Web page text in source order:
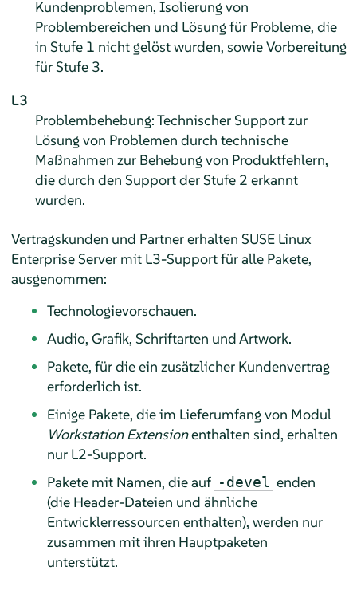
Kundenproblemen, Isolierung von
Problembereichen und Lösung für Probleme, die
in Stufe 1 nicht gelöst wurden, sowie Vorbereitung
für Stufe 3.
L3
Problembehebung: Technischer Support zur
Lösung von Problemen durch technische
Maßnahmen zur Behebung von Produktfehlern,
die durch den Support der Stufe 2 erkannt
wurden.
Vertragskunden und Partner erhalten SUSE Linux
Enterprise Servermit L3-Support für alle Pakete,
ausgenommen:
Technologievorschauen.
Audio, Grafik, Schriftarten und Artwork.
Pakete, für die ein zusätzlicher Kundenvertrag
erforderlich ist.
Einige Pakete, die im Lieferumfang von Modul
Workstation Extensionenthalten sind, erhalten
nur L2-Support.
Pakete mit Namen, die auf -devel enden
(die Header-Dateien und ähnliche
Entwicklerressourcen enthalten), werden nur
zusammen mit ihren Hauptpaketen
unterstützt.